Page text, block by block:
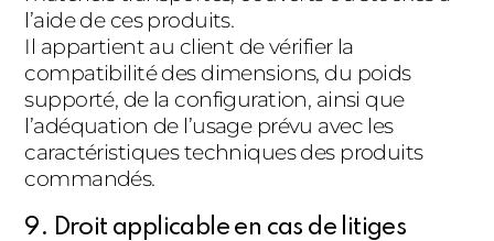
l’aide de ces produits.
Il appartient au client de vérifier la
compatibilité des dimensions, du poids
supporté, de la configuration, ainsi que
l’adéquation de l’usage prévu avec les
caractéristiques techniques des produits
commandés.
9. Droit applicable en cas de litiges